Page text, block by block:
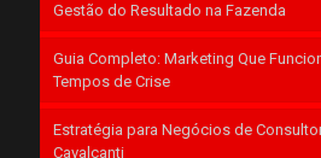
Gestão do Resultado na Fazenda
Guia Completo: Marketing Que
Tempos de Crise
Estratégia para Negócios de
Cavalcanti